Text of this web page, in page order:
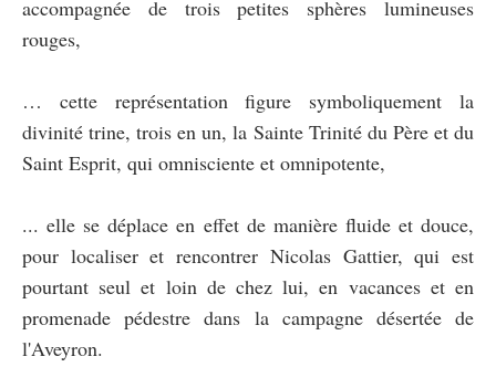
accompagnée de trois petites sphères lumineuses
rouges,
… cette représentation figure symboliquement la
divinité trine, trois en un, la Sainte Trinité du Père et du
Saint Esprit, qui omnisciente et omnipotente,
... elle se déplace en effet de manière fluide et douce,
pour localiser et rencontrer Nicolas Gattier, qui est
pourtant seul et loin de chez lui, en vacances et en
promenade pédestre dans la campagne désertée de
l'Aveyron.